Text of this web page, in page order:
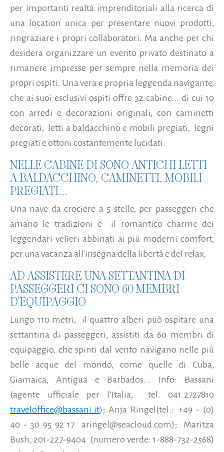
per importanti realtà imprenditoriali alla ricerca di
una location unica per presentare nuovi prodotti,
ringraziare i propri collaboratori. Ma anche per chi
desidera organizzare un evento privato destinato a
rimanere impresse per sempre nella memoria dei
propri ospiti. Una vera e propria leggenda navigante,
che ai suoi esclusivi ospiti offre 32 cabine... di cui 10
con arredi e decorazioni originali, con caminetti
decorati, letti a baldacchino e mobili pregiati, legni
pregiati e ottoni costantemente lucidati.
NELLE CABINE DI SONO ANTICHI LETTI
A BALDACCHINO, CAMINETTI, MOBILI
PREGIATI...
Una nave da crociere a 5 stelle, per passeggeri che
amano le tradizioni e il romantico charme dei
leggendari velieri abbinati ai più moderni comfort,
per una vacanza all'insegna della libertà e del relax,
AD ASSISTERE UNA SETTANTINA DI
PASSEGGERI CI SONO 60 MEMBRI
D'EQUIPAGGIO
Lungo 110 metri, il quattro alberi può ospitare una
settantina di passeggeri, assistiti da 60 membri di
equipaggio, che spinti dal vento navigano nelle più
belle acque del mondo, come quelle di Cuba,
Giamaica, Antigua e Barbados... Info: Bassani
(agente ufficiale per l’Italia, tel. 041.2727810
traveloffice@bassani.it); Anja Ringel(tel.: +49 - (0)
40 - 30 95 92 17 aringel@seacloud.com); Maritza
Bush, 201-227-9404 (numero verde: 1-888-732-2568)